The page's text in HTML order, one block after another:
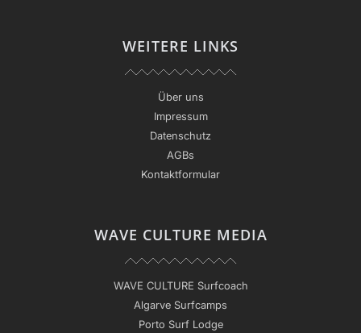
WEITERE LINKS
Über uns
Impressum
Datenschutz
AGBs
Kontaktformular
WAVE CULTURE MEDIA
WAVE CULTURE Surfcoach
Algarve Surfcamps
Porto Surf Lodge